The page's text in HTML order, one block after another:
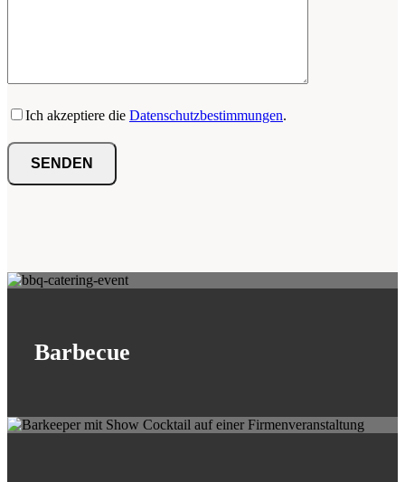
Bitte lasse dieses Feld leer.
Ich akzeptiere die Datenschutzbestimmungen.
Barbecue